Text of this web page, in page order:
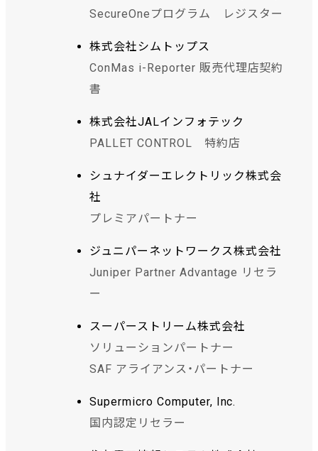
SecureOneプログラム レジスター
株式会社シムトップス
ConMas i-Reporter 販売代理店契約
書
株式会社JALインフォテック
PALLET CONTROL 特約店
シュナイダーエレクトリック株式会
社
プレミアパートナー
ジュニパーネットワークス株式会社
Juniper Partner Advantage リセラ
ー
スーパーストリーム株式会社
ソリューションパートナー
SAF アライアンス・パートナー
Supermicro Computer, Inc.
国内認定リセラー